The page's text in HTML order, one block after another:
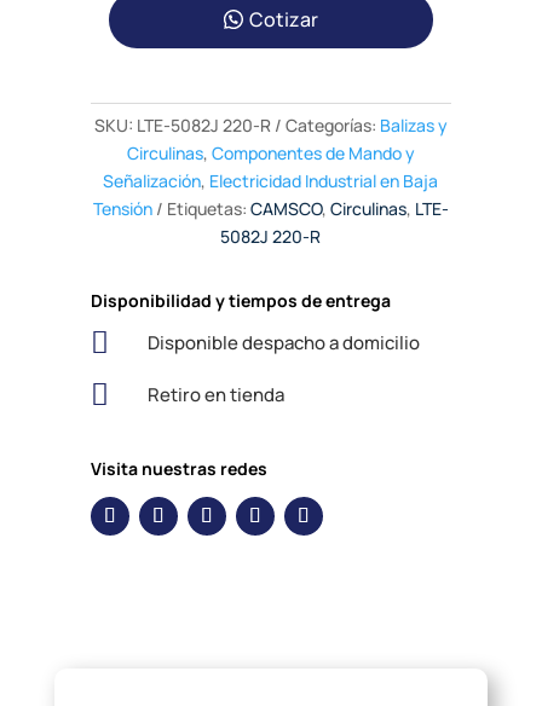
Cotizar
SKU: LTE-5082J 220-R Categorías: Balizas y
Circulinas, Componentes de Mando y
Señalización, Electricidad Industrial en Baja
Tensión
Etiquetas: CAMSCO, Circulinas, LTE-
5082J 220-R
Disponibilidad y tiempos de entrega
 Disponible despacho a domicilio
 Retiro en tienda
Visita nuestras redes